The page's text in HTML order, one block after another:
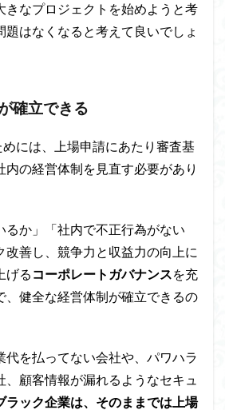
きなプロジェクトを始めようと考
題はなくなると考えて良いでしょ
確立できる
には、上場申請にあたり審査基
内の経営体制を見直す必要があり
るか」「社内で不正行為がない
改善し、競争力と収益力の向上に
げる コーポレートガバナンスを充
、健全な経営体制が確立できるの
代を払ってない会社や、パワハラ
、顧客情報が漏れるようなセキュ
ラック企業は、そのままでは上場